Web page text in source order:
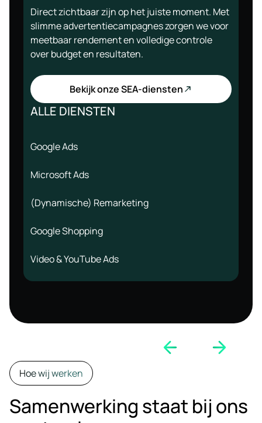
Direct zichtbaar zijn op het juiste moment. Met
slimme advertentiecampagnes zorgen we voor
meetbaar rendement en volledige controle
over budget en resultaten.
Bekijk onze SEA-diensten
ALLE DIENSTEN
Google Ads
Microsoft Ads
(Dynamische) Remarketing
Google Shopping
Video & YouTube Ads
Hoe wij werken
Samenwerking staat bij ons